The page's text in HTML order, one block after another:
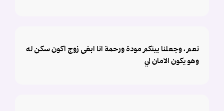
نعم ، وجعلنا بينكم مودة ورحمة انا ابغى زوج اكون سكن له
وهو يكون الامان لي